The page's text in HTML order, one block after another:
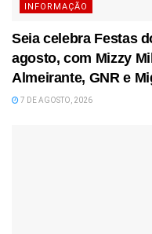
INFORMAÇÃO
Seia celebra Festas
agosto, com Mizzy
Almeirante, GNR e
7 DE AGOSTO, 2026